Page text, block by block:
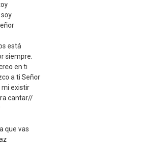
está
siempre.
en ti
a ti Señor
mi existir
cantar//
que vas